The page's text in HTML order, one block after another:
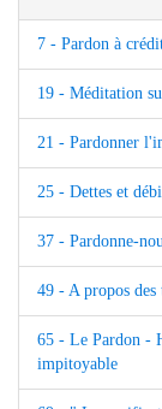
7 - Pardon à
19 - Méditation
21 - Pardonner
25 - Dettes et
37 - Pardonne-
49 - A propos des
65 - Le Pardon -
impitoyable